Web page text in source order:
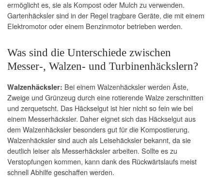
ermöglicht es, sie als Kompost oder Mulch zu verwenden.
Gartenhäcksler sind in der Regel tragbare Geräte, die mit einem
Elektromotor oder einem Benzinmotor betrieben werden.
Was sind die Unterschiede zwischen
Messer-, Walzen- und Turbinenhäckslern?
Walzenhäcksler: Bei einem Walzenhäcksler werden Äste,
Zweige und Grünzeug durch eine rotierende Walze zerschnitten
und zerquetscht. Das Häckselgut ist hier nicht so fein wie bei
einem Messerhäcksler. Daher eignet sich das Häckselgut aus
dem Walzenhäcksler besonders gut für die Kompostierung.
Walzenhäcksler sind auch als Leisehäcksler bekannt, da sie
deutlich leiser als Messerhäcksler arbeiten. Sollte es zu
Verstopfungen kommen, kann dank des Rückwärtslaufs meist
schnell Abhilfe geschaffen werden.